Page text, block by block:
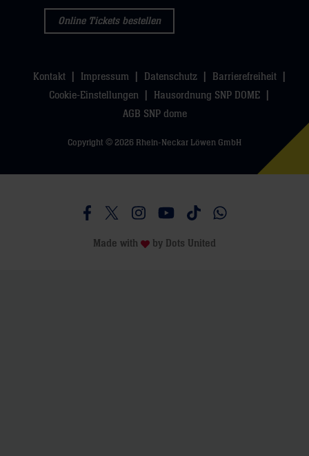
Online Tickets bestellen
Kontakt Impressum Datenschutz
Barrierefreiheit
Cookie-Einstellungen
Hausordnung SNP DOME
AGB SNP dome
Copyright © 2026 Rhein-Neckar Löwen GmbH
Besucht uns auf Facebook
Besucht uns auf Twitter
Besucht uns auf Instagram
Besucht uns auf Youtube
Besucht uns auf
Besucht uns auf
Made with by Dots United